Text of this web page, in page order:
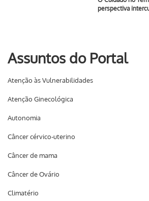
perspectiva
Assuntos do Portal
Atenção às Vulnerabilidades
Atenção Ginecológica
Autonomia
Câncer cérvico-uterino
Câncer de mama
Câncer de Ovário
Climatério